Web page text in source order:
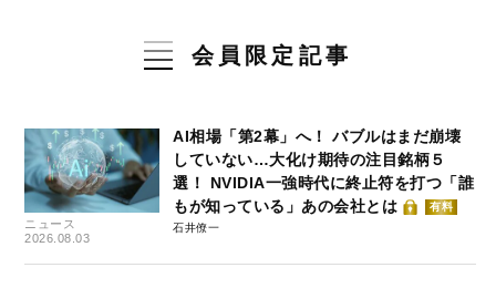
会員限定記事
ニュース
2026.08.03
AI相場「第2幕」へ！ バブルはまだ崩壊
していない…大化け期待の注目銘柄５
選！ NVIDIA一強時代に終止符を打つ「誰
もが知っている」あの会社とは
有料
石井僚一